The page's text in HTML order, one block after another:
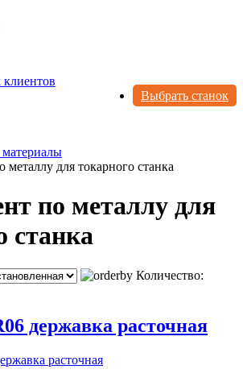
Выбрать станок
металлу для токарного станка
по металлу для
станка
Количество:
державка расточная